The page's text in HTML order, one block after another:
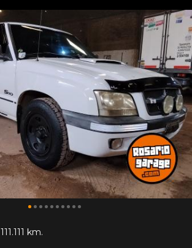
111.111 km.